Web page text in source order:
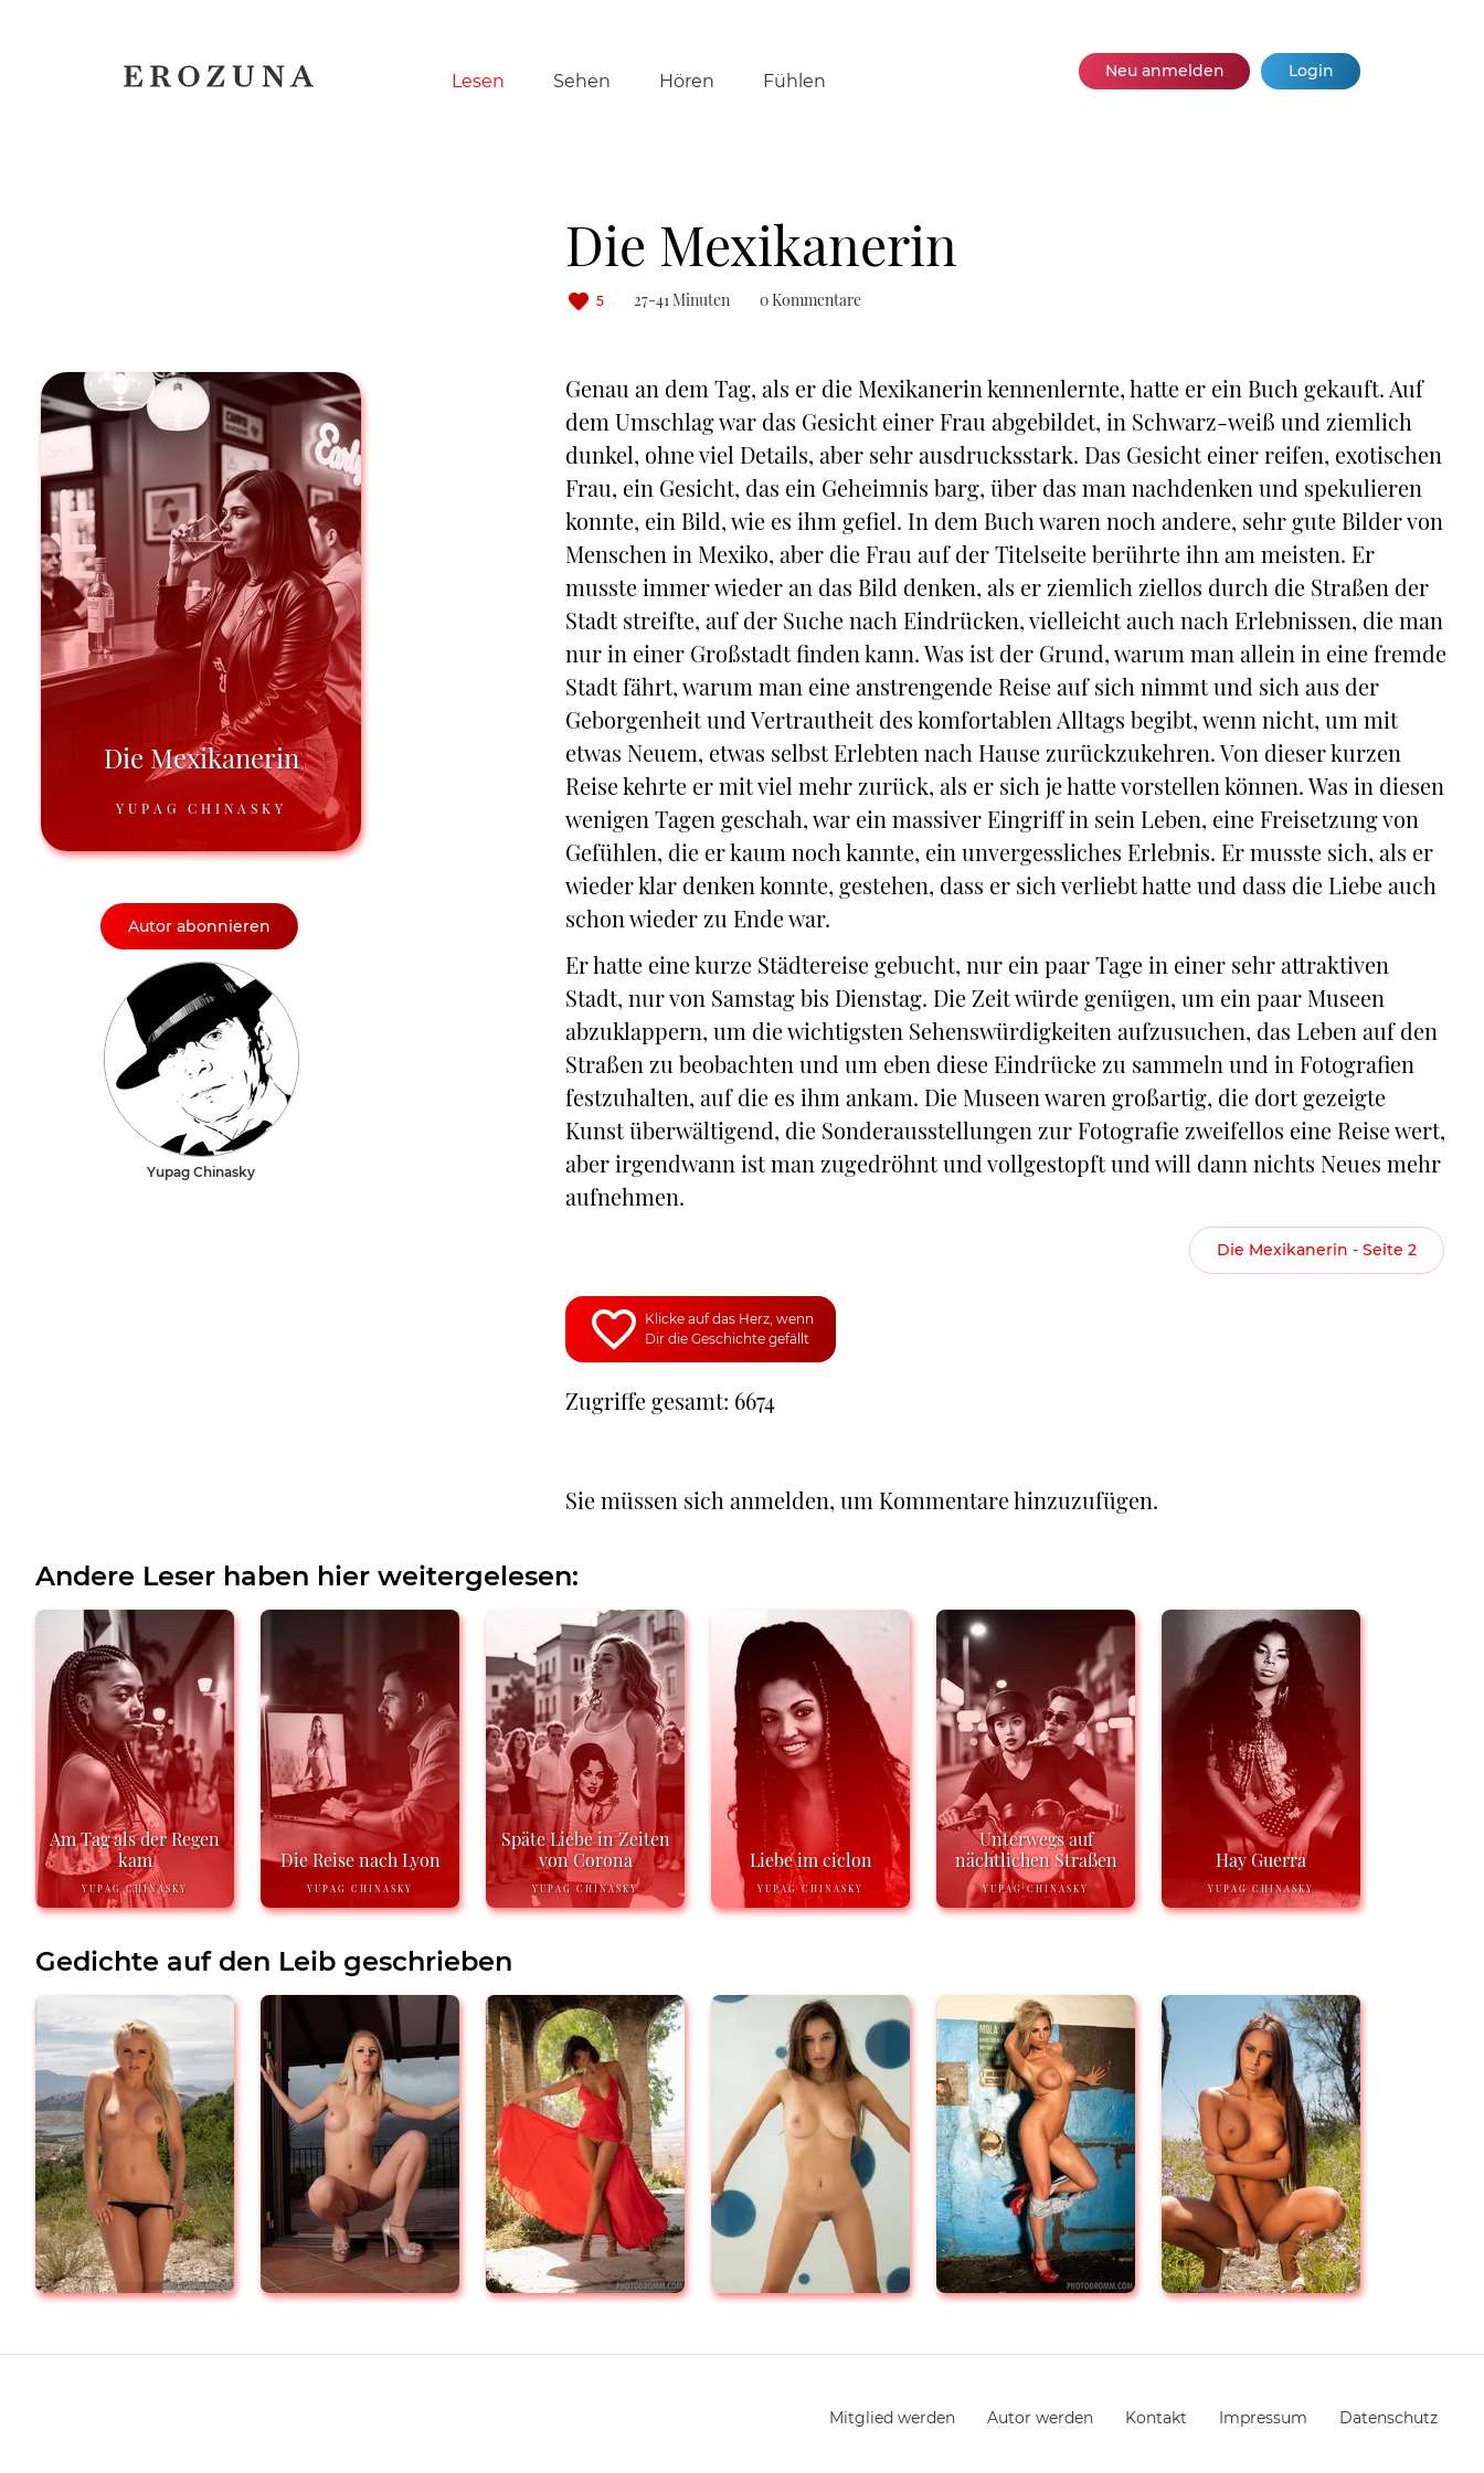
Navigation
Lesen Sehen Hören Fühlen Neu anmelden Login
Die Mexikanerin
5 27-41 Minuten 0 Kommentare
Die Mexikanerin
YUPAG CHINASKY
Autor abonnieren
Yupag Chinasky
Genau an dem Tag, als er die Mexikanerin kennenlernte, hatte er ein Buch gekauft. Auf
dem Umschlag war das Gesicht einer Frau abgebildet, in Schwarz-weiß und ziemlich
dunkel, ohne viel Details, aber sehr ausdrucksstark. Das Gesicht einer reifen, exotischen
Frau, ein Gesicht, das ein Geheimnis barg, über das man nachdenken und spekulieren
konnte, ein Bild, wie es ihm gefiel. In dem Buch waren noch andere, sehr gute Bilder von
Menschen in Mexiko, aber die Frau auf der Titelseite berührte ihn am meisten. Er
musste immer wieder an das Bild denken, als er ziemlich ziellos durch die Straßen der
Stadt streifte, auf der Suche nach Eindrücken, vielleicht auch nach Erlebnissen, die man
nur in einer Großstadt finden kann. Was ist der Grund, warum man allein in eine fremde
Stadt fährt, warum man eine anstrengende Reise auf sich nimmt und sich aus der
Geborgenheit und Vertrautheit des komfortablen Alltags begibt, wenn nicht, um mit
etwas Neuem, etwas selbst Erlebten nach Hause zurückzukehren. Von dieser kurzen
Reise kehrte er mit viel mehr zurück, als er sich je hatte vorstellen können. Was in diesen
wenigen Tagen geschah, war ein massiver Eingriff in sein Leben, eine Freisetzung von
Gefühlen, die er kaum noch kannte, ein unvergessliches Erlebnis. Er musste sich, als er
wieder klar denken konnte, gestehen, dass er sich verliebt hatte und dass die Liebe auch
schon wieder zu Ende war.
Er hatte eine kurze Städtereise gebucht, nur ein paar Tage in einer sehr attraktiven
Stadt, nur von Samstag bis Dienstag. Die Zeit würde genügen, um ein paar Museen
abzuklappern, um die wichtigsten Sehenswürdigkeiten aufzusuchen, das Leben auf den
Straßen zu beobachten und um eben diese Eindrücke zu sammeln und in Fotografien
festzuhalten, auf die es ihm ankam. Die Museen waren großartig, die dort gezeigte
Kunst überwältigend, die Sonderausstellungen zur Fotografie zweifellos eine Reise wert,
aber irgendwann ist man zugedröhnt und vollgestopft und will dann nichts Neues mehr
aufnehmen.
Die Mexikanerin - Seite 2
Klicke auf das Herz, wenn
Dir die Geschichte gefällt
Zugriffe gesamt: 6674
Sie müssen sich anmelden, um Kommentare hinzuzufügen.
Andere Leser haben hier weitergelesen:
Am Tag als der Regen
kam
YUPAG CHINASKY
Die Reise nach Lyon
YUPAG CHINASKY
Späte Liebe in Zeiten
von Corona
YUPAG CHINASKY
Liebe im ciclon
YUPAG CHINASKY
Unterwegs auf
nächtlichen Straßen
YUPAG CHINASKY
Hay Guerra
YUPAG CHINASKY
Gedichte auf den Leib geschrieben
Navigation
Mitglied werden Autor werden Kontakt Impressum Datenschutz